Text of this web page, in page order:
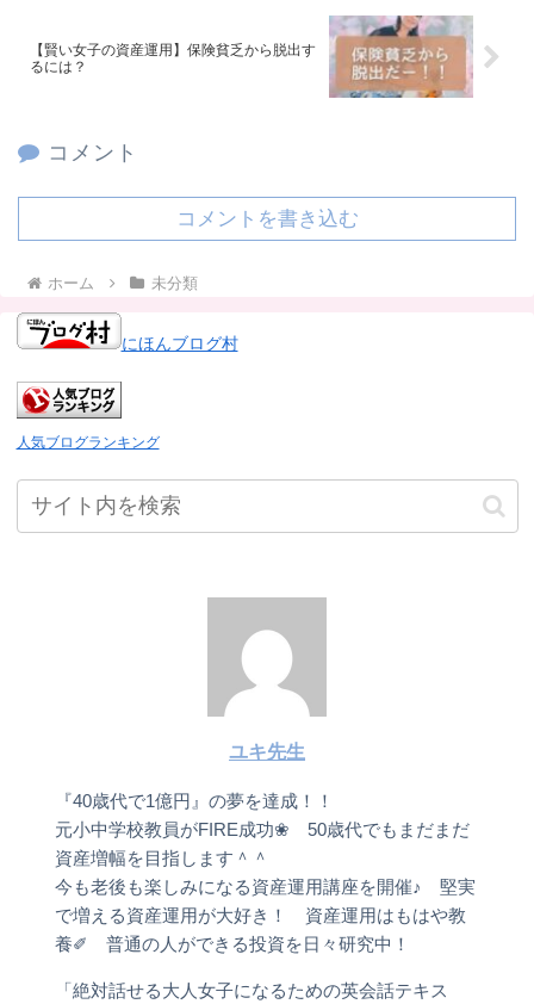
【賢い女子の資産運用】保険貧乏から脱出す
るには？
コメント
コメントを書き込む
ホーム 未分類
にほんブログ村
人気ブログランキング
ユキ先生
『40歳代で1億円』の夢を達成！！
元小中学校教員がFIRE成功❀ 50歳代でもまだまだ
資産増幅を目指します＾＾
今も老後も楽しみになる資産運用講座を開催♪ 堅実
で増える資産運用が大好き！ 資産運用はもはや教
養✐ 普通の人ができる投資を日々研究中！
「絶対話せる大人女子になるための英会話テキス